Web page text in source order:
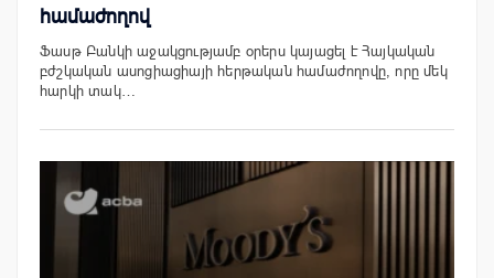
համաժողով
Ֆասթ Բանկի աջակցությամբ օրերս կայացել է Հայկական
բժշկական ասոցիացիայի հերթական համաժողովը, որը մեկ
հարկի տակ…